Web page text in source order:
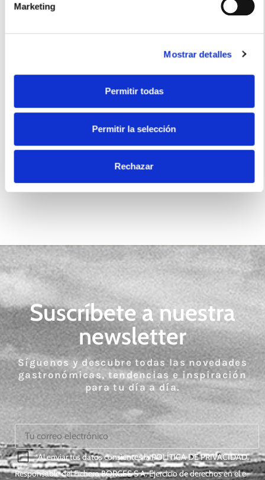
Marketing
Mostrar detalles
Permitir todas
Permitir la selección
Rechazar
Suscríbete a nuestra
newsletter
Síguenos y descubre todas las novedades
gastronómicas, tendencias e inspiración
para tu día a día.
*Al enviar tus datos consientes laPOLÍTICA DE PRIVACIDAD.
Responsable del Fichero BORGES S.A. Ejercicio de derechos en el e-